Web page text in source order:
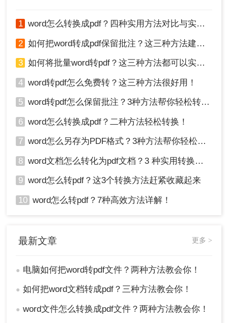
1 word怎么转换成pdf？四种实用方法对比与实操指南（附详细表格）！
2 如何把word转成pdf保留批注？这三种方法建议收藏！
3 如何将批量word转pdf？这三种方法都可以实现批量转换
4 word转pdf怎么免费转？这三种方法很好用！
5 word转pdf怎么保留批注？3种方法帮你轻松转换！
6 word怎么转换成pdf？二种方法轻松转换！
7 word怎么另存为PDF格式？3种方法帮你轻松转换!
8 word文档怎么转化为pdf文档？3 种实用转换方法，完美保留原文档格式！
9 word怎么转pdf？这3个转换方法赶紧收藏起来
10 word怎么转pdf？7种高效方法详解！
最新文章 更多 >
● 电脑如何把word转pdf文件？两种方法教会你！
● 如何把word文档转成pdf？三种方法教会你！
● word文件怎么转换成pdf文件？两种方法教会你！